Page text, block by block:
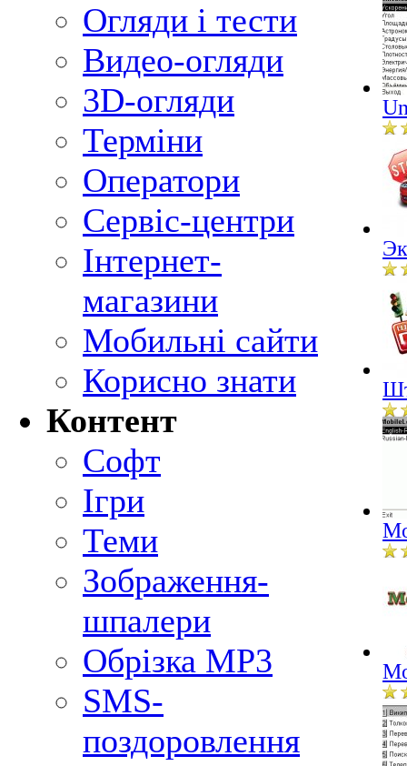
Огляди і тести
Видео-огляди
3D-огляди
Терміни
Оператори
Сервіс-центри
Інтернет-
магазини
Мобильні сайти
Корисно знати
Контент
Софт
Ігри
Теми
Зображення-
шпалери
Обрізка MP3
SMS-
поздоровлення